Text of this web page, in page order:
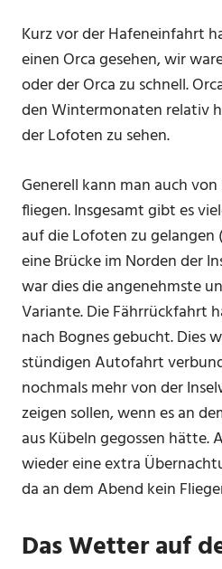
Kurz vor der Hafeneinfahrt
einen Orca gesehen, wir
oder der Orca zu schnell.
den Wintermonaten relativ
der Lofoten zu sehen.
Generell kann man auch
fliegen. Insgesamt gibt es
auf die Lofoten zu gelangen
eine Brücke im Norden der
war dies die angenehmste
Variante. Die Fährrückfahrt
nach Bognes gebucht. Dies
stündigen Autofahrt
nochmals mehr von der
zeigen sollen, wenn es an
aus Kübeln gegossen hätte.
wieder eine extra
da an dem Abend kein
Das Wetter auf